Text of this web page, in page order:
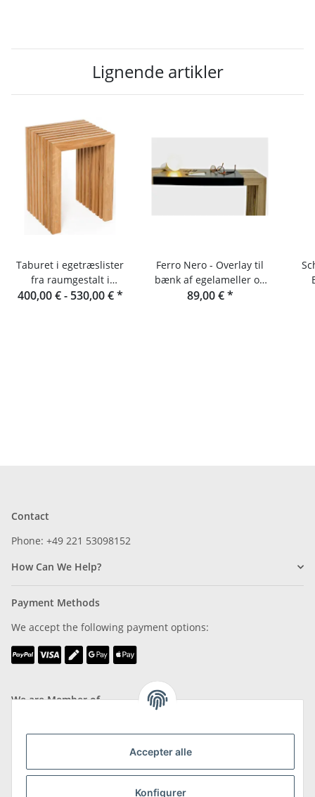
Accepter alle
Konfigurer
Lignende artikler
Taburet i egetræslister
fra raumgestalt i
Schwarzwald
400,00 € - 530,00 €*
Ferro Nero - Overlay til
bænk af egelameller og
konsol
89,00 €*
Contact
Phone: +49 221 53098152
How Can We Help?
Payment Methods
We accept the following payment options:
We are Member of